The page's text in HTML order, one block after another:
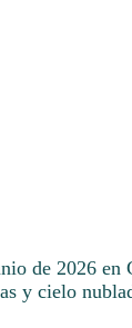
de 2026 en
y cielo